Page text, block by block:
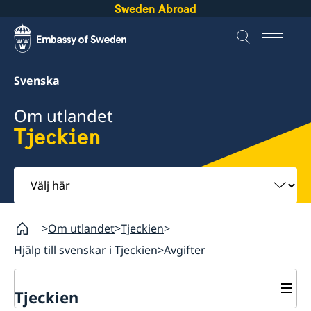
Sweden Abroad
Svenska
Om utlandet
Tjeckien
Välj
här
Om utlandet Tjeckien
Hjälp till svenskar i Tjeckien Avgifter
Tjeckien